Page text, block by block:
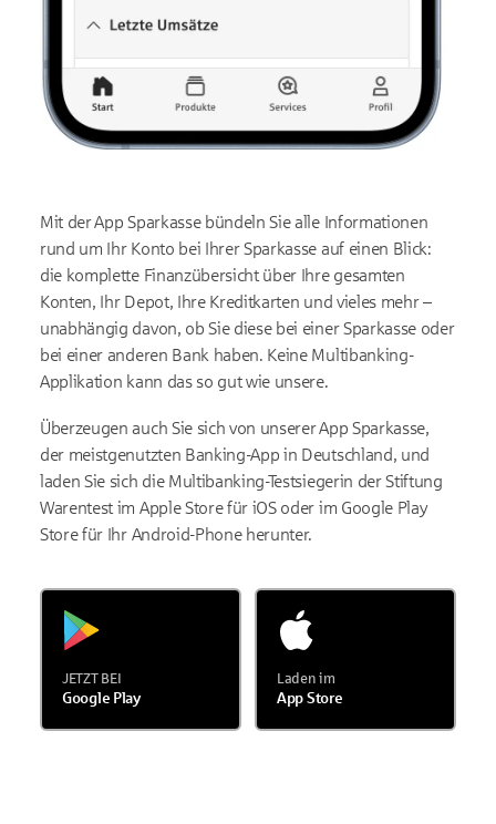
Mit der App Sparkasse bündeln Sie alle Informationen
rund um Ihr Konto bei Ihrer Sparkasse auf einen Blick:
die komplette Finanzübersicht über Ihre gesamten
Konten, Ihr Depot, Ihre Kreditkarten und vieles mehr –
unabhängig davon, ob Sie diese bei einer Sparkasse oder
bei einer anderen Bank haben. Keine Multibanking-
Applikation kann das so gut wie unsere.
Überzeugen auch Sie sich von unserer App Sparkasse,
der meistgenutzten Banking-App in Deutschland, und
laden Sie sich die Multibanking-Testsiegerin der Stiftung
Warentest im Apple Store für iOS oder im Google Play
Store für Ihr Android-Phone herunter.
JETZT BEI
Google Play
Laden im
App Store